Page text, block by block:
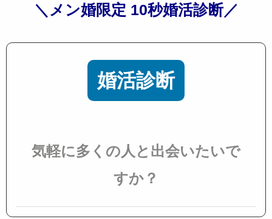
＼メン婚限定 10秒婚活診断／
婚活診断
気軽に多くの人と出会いたいで
すか？